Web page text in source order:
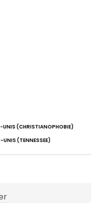
UNIS (CHRISTIANOPHOBIE)
UNIS (TENNESSEE)